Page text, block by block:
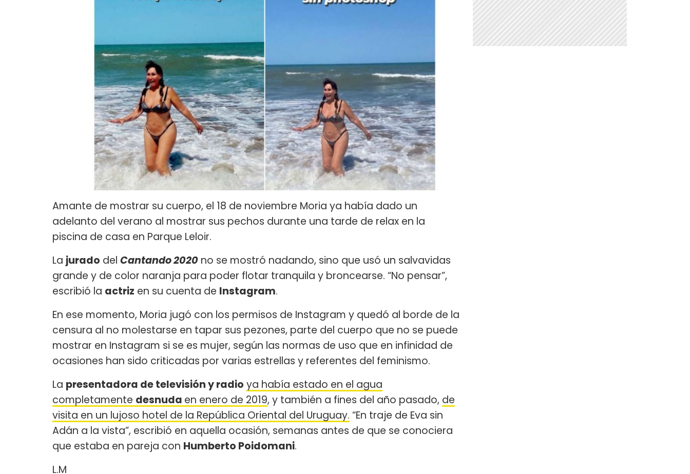
Amante de mostrar su cuerpo, el 18 de noviembre Moria ya había dado un
adelanto del verano al mostrar sus pechos durante una tarde de relax en la
piscina de casa en Parque Leloir.
La jurado del Cantando 2020 no se mostró nadando, sino que usó un salvavidas
grande y de color naranja para poder flotar tranquila y broncearse. “No pensar”,
escribió la actriz en su cuenta de Instagram.
En ese momento, Moria jugó con los permisos de Instagram y quedó al borde de la
censura al no molestarse en tapar sus pezones, parte del cuerpo que no se puede
mostrar en Instagram si se es mujer, según las normas de uso que en infinidad de
ocasiones han sido criticadas por varias estrellas y referentes del feminismo.
La presentadora de televisión y radio ya había estado en el agua
completamente desnuda en enero de 2019, y también a fines del año pasado, de
visita en un lujoso hotel de la República Oriental del Uruguay. “En traje de Eva sin
Adán a la vista”, escribió en aquella ocasión, semanas antes de que se conociera
que estaba en pareja con Humberto Poidomani.
L.M